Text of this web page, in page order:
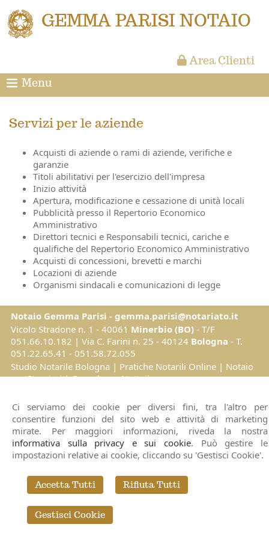
Ci serviamo dei cookie per diversi fini, tra l'altro per
consentire funzioni del sito web e attività di marketing
mirate. Per maggiori informazioni, riveda la nostra
informativa sulla privacy e sui cookie. Può gestire le
impostazioni relative ai cookie, cliccando su 'Gestisci Cookie'.
Accetta Tutti Rifiuta Tutti
Gestisci Cookie
GEMMA PARISI NOTAIO
Area Clienti
Menu
Servizi per le aziende
Acquisti di aziende o rami di aziende, verifiche e
garanzie
Titoli abilitativi per l'esercizio dell'impresa
Inizio attività
Apertura, modificazione e cessazione di unità locali
Pubblicità presso il Repertorio Economico
Amministrativo
Direttori tecnici e Responsabili tecnici, cariche e
qualifiche del Repertorio Economico Amministrativo
Acquisti di concessioni, brevetti e marchi
Locazioni di aziende
Organismi sindacali e comunicazioni di legge
Notaio Gemma Parisi - gemma.parisi@notariato.it
Vicolo Stradone n. 1 - 40061 Minerbio (BO)- T/F
051.66.10.182 | Via C. Farini n. 25 - 40124 Bologna - T.
051.22.65.41 - 051.58.72.055
Studio Notarile Bologna| Pratiche Notarili Online| Notaio
per Stranieri|Consulenza Notarile
02141940995 |
Sitemap-Privacy-Cookie Policy -Gestisci Cookie-
Credits